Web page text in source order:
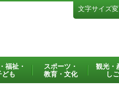
文字サイズ
福祉・
ども
スポーツ・
教育・文化
観光・
し